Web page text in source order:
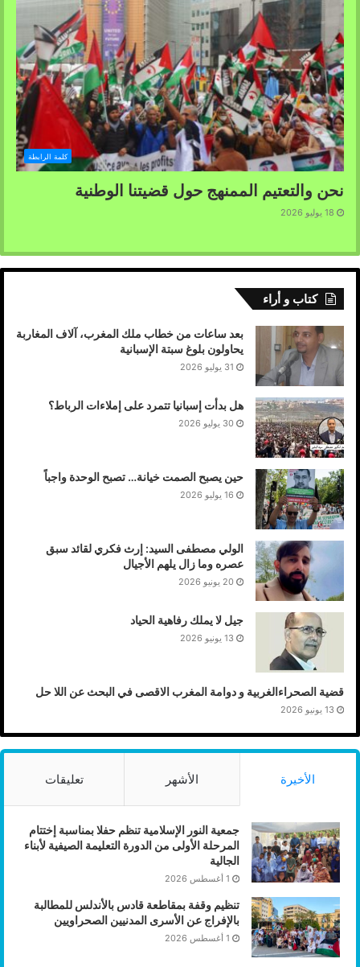
كلمة الرابطة
نحن والتعتيم الممنهج حول قضيتنا الوطنية
18 يوليو 2026
كتاب و أراء
بعد ساعات من خطاب ملك المغرب، آلاف المغاربة
يحاولون بلوغ سبتة الإسبانية
31 يوليو 2026
هل بدأت إسبانيا تتمرد على إملاءات الرباط؟
30 يوليو 2026
حين يصبح الصمت خيانة… تصبح الوحدة واجباً
16 يوليو 2026
الولي مصطفى السيد: إرث فكري لقائد سبق
عصره وما زال يلهم الأجيال
20 يونيو 2026
جيل لا يملك رفاهية الحياد
13 يونيو 2026
قضية الصحراءالغربية و دوامة المغرب الاقصى في البحث عن اللا حل
13 يونيو 2026
الأخيرة الأشهر تعليقات
جمعية النور الإسلامية تنظم حفلا بمناسبة إختتام
المرحلة الأولى من الدورة التعليمة الصيفية لأبناء
الجالية
1 أغسطس 2026
تنظيم وقفة بمقاطعة قادس بالأندلس للمطالبة
بالإفراج عن الأسرى المدنيين الصحراويين
1 أغسطس 2026